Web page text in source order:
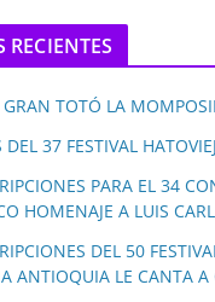
RECIENTES
GRAN TOTÓ LA
37 FESTIVAL
PARA EL 34
HOMENAJE A LUIS
DEL 50
ANTIOQUIA LE CANTA A